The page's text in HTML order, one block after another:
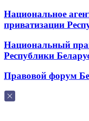
Национальное
приватизации
Национальный
Республики
Правовой форум